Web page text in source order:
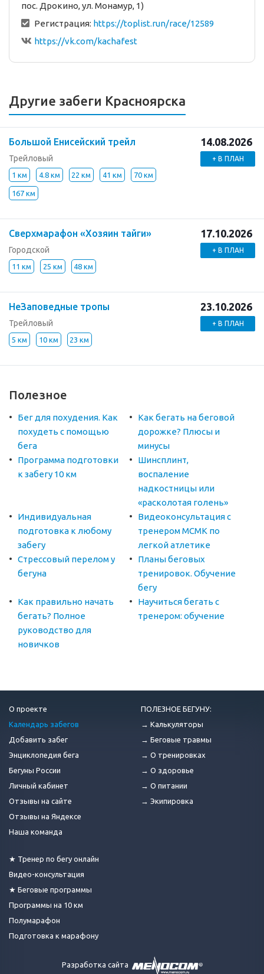
пос. Дрокино, ул. Монамур, 1)
Регистрация: https://toplist.run/race/12589
https://vk.com/kachafest
Другие забеги Красноярска
Большой Енисейский трейл
Трейловый
1 км 4.8 км 22 км 41 км 70 км
167 км
14.08.2026
+ В ПЛАН
Сверхмарафон «Хозяин тайги»
Городской
11 км 25 км 48 км
17.10.2026
+ В ПЛАН
НеЗаповедные тропы
Трейловый
5 км 10 км 23 км
23.10.2026
+ В ПЛАН
Полезное
Бег для похудения. Как
похудеть с помощью
бега
Как бегать на беговой
дорожке? Плюсы и
минусы
Программа подготовки
к забегу 10 км
Шинсплинт,
воспаление
надкостницы или
«расколотая голень»
Индивидуальная
подготовка к любому
забегу
Видеоконсультация с
тренером МСМК по
легкой атлетике
Стрессовый перелом у
бегуна
Планы беговых
тренировок. Обучение
бегу
Как правильно начать
бегать? Полное
руководство для
новичков
Научиться бегать с
тренером: обучение
О проекте
Календарь забегов
Добавить забег
Энциклопедия бега
Бегуны России
Личный кабинет
Отзывы на сайте
Отзывы на Яндексе
Наша команда
★ Тренер по бегу онлайн
Видео-консультация
★ Беговые программы
Программы на 10 км
Полумарафон
Подготовка к марафону
ПОЛЕЗНОЕ БЕГУНУ:
→ Калькуляторы
→ Беговые травмы
→ О тренировках
→ О здоровье
→ О питании
→ Экипировка
Разработка сайта